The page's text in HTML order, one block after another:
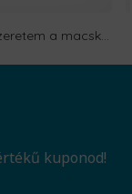
Jobban szeretem a macskákat, mint az embereket
kuponod!